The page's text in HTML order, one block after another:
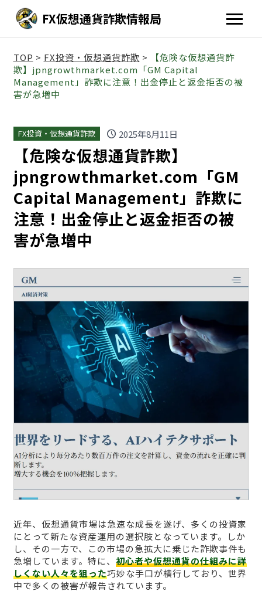
FX仮想通貨詐欺情報局
TOP > FX投資・仮想通貨詐欺 >
【危険な仮想通貨詐
欺】jpngrowthmarket.com「GM Capital
Management」詐欺に注意！出金停止と返金拒否の被
害が急増中
FX投資・仮想通貨詐欺 schedule 2025年8月11日
【危険な仮想通貨詐欺】
jpngrowthmarket.com「GM
Capital Management」詐欺に
注意！出金停止と返金拒否の被
害が急増中
近年、仮想通貨市場は急速な成長を遂げ、多くの投資家
にとって新たな資産運用の選択肢となっています。しか
し、その一方で、この市場の急拡大に乗じた詐欺事件も
急増しています。特に、 初心者や仮想通貨の仕組みに詳
しくない人々を狙った巧妙な手口が横行しており、世界
中で多くの被害が報告されています。